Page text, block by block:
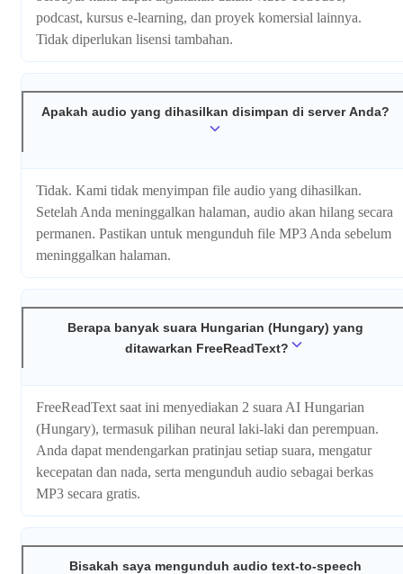
podcast, kursus e-learning, dan proyek komersial lainnya.
Tidak diperlukan lisensi tambahan.
Apakah audio yang dihasilkan disimpan di server Anda?
Tidak. Kami tidak menyimpan file audio yang dihasilkan.
Setelah Anda meninggalkan halaman, audio akan hilang secara
permanen. Pastikan untuk mengunduh file MP3 Anda sebelum
meninggalkan halaman.
Berapa banyak suara Hungarian (Hungary) yang
ditawarkan FreeReadText?
FreeReadText saat ini menyediakan 2 suara AI Hungarian
(Hungary), termasuk pilihan neural laki-laki dan perempuan.
Anda dapat mendengarkan pratinjau setiap suara, mengatur
kecepatan dan nada, serta mengunduh audio sebagai berkas
MP3 secara gratis.
Bisakah saya mengunduh audio text-to-speech